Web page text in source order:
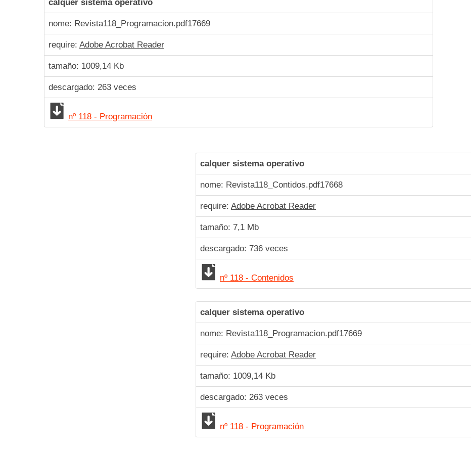
calquer sistema operativo
nome: Revista118_Programacion.pdf17669
require: Adobe Acrobat Reader
tamaño: 1009,14 Kb
descargado: 263 veces
nº 118 - Programación
calquer sistema operativo
nome: Revista118_Contidos.pdf17668
require: Adobe Acrobat Reader
tamaño: 7,1 Mb
descargado: 736 veces
nº 118 - Contenidos
calquer sistema operativo
nome: Revista118_Programacion.pdf17669
require: Adobe Acrobat Reader
tamaño: 1009,14 Kb
descargado: 263 veces
nº 118 - Programación